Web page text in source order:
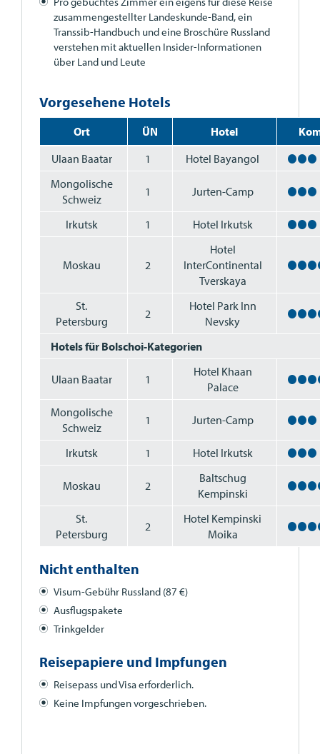
zusammengestellter Landeskunde-Band, ein
Transsib-Handbuch und eine Broschüre Russland
verstehen mit aktuellen Insider-Informationen
über Land und Leute
Vorgesehene Hotels
Ort ÜN Hotel
Ulaan Baatar
1
Hotel Bayangol
Mongolische
Schweiz
1 Jurten-Camp
Irkutsk 1 Hotel Irkutsk
Moskau 2
Hotel
InterContinental
Tverskaya
St.
Petersburg
2
Hotel Park Inn
Nevsky
Hotels für Bolschoi-Kategorien
Ulaan Baatar 1
Hotel Khaan
Palace
Mongolische
Schweiz
1 Jurten-Camp
Irkutsk 1 Hotel Irkutsk
Moskau 2
Baltschug
Kempinski
St.
Petersburg
2
Hotel Kempinski
Moika
Nicht enthalten
Visum-Gebühr Russland (87 €)
Ausflugspakete
Trinkgelder
Reisepapiere und Impfungen
Reisepass und Visa erforderlich.
Keine Impfungen vorgeschrieben.